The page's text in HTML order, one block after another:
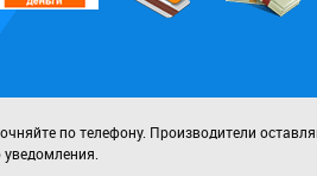
по телефону. Производители